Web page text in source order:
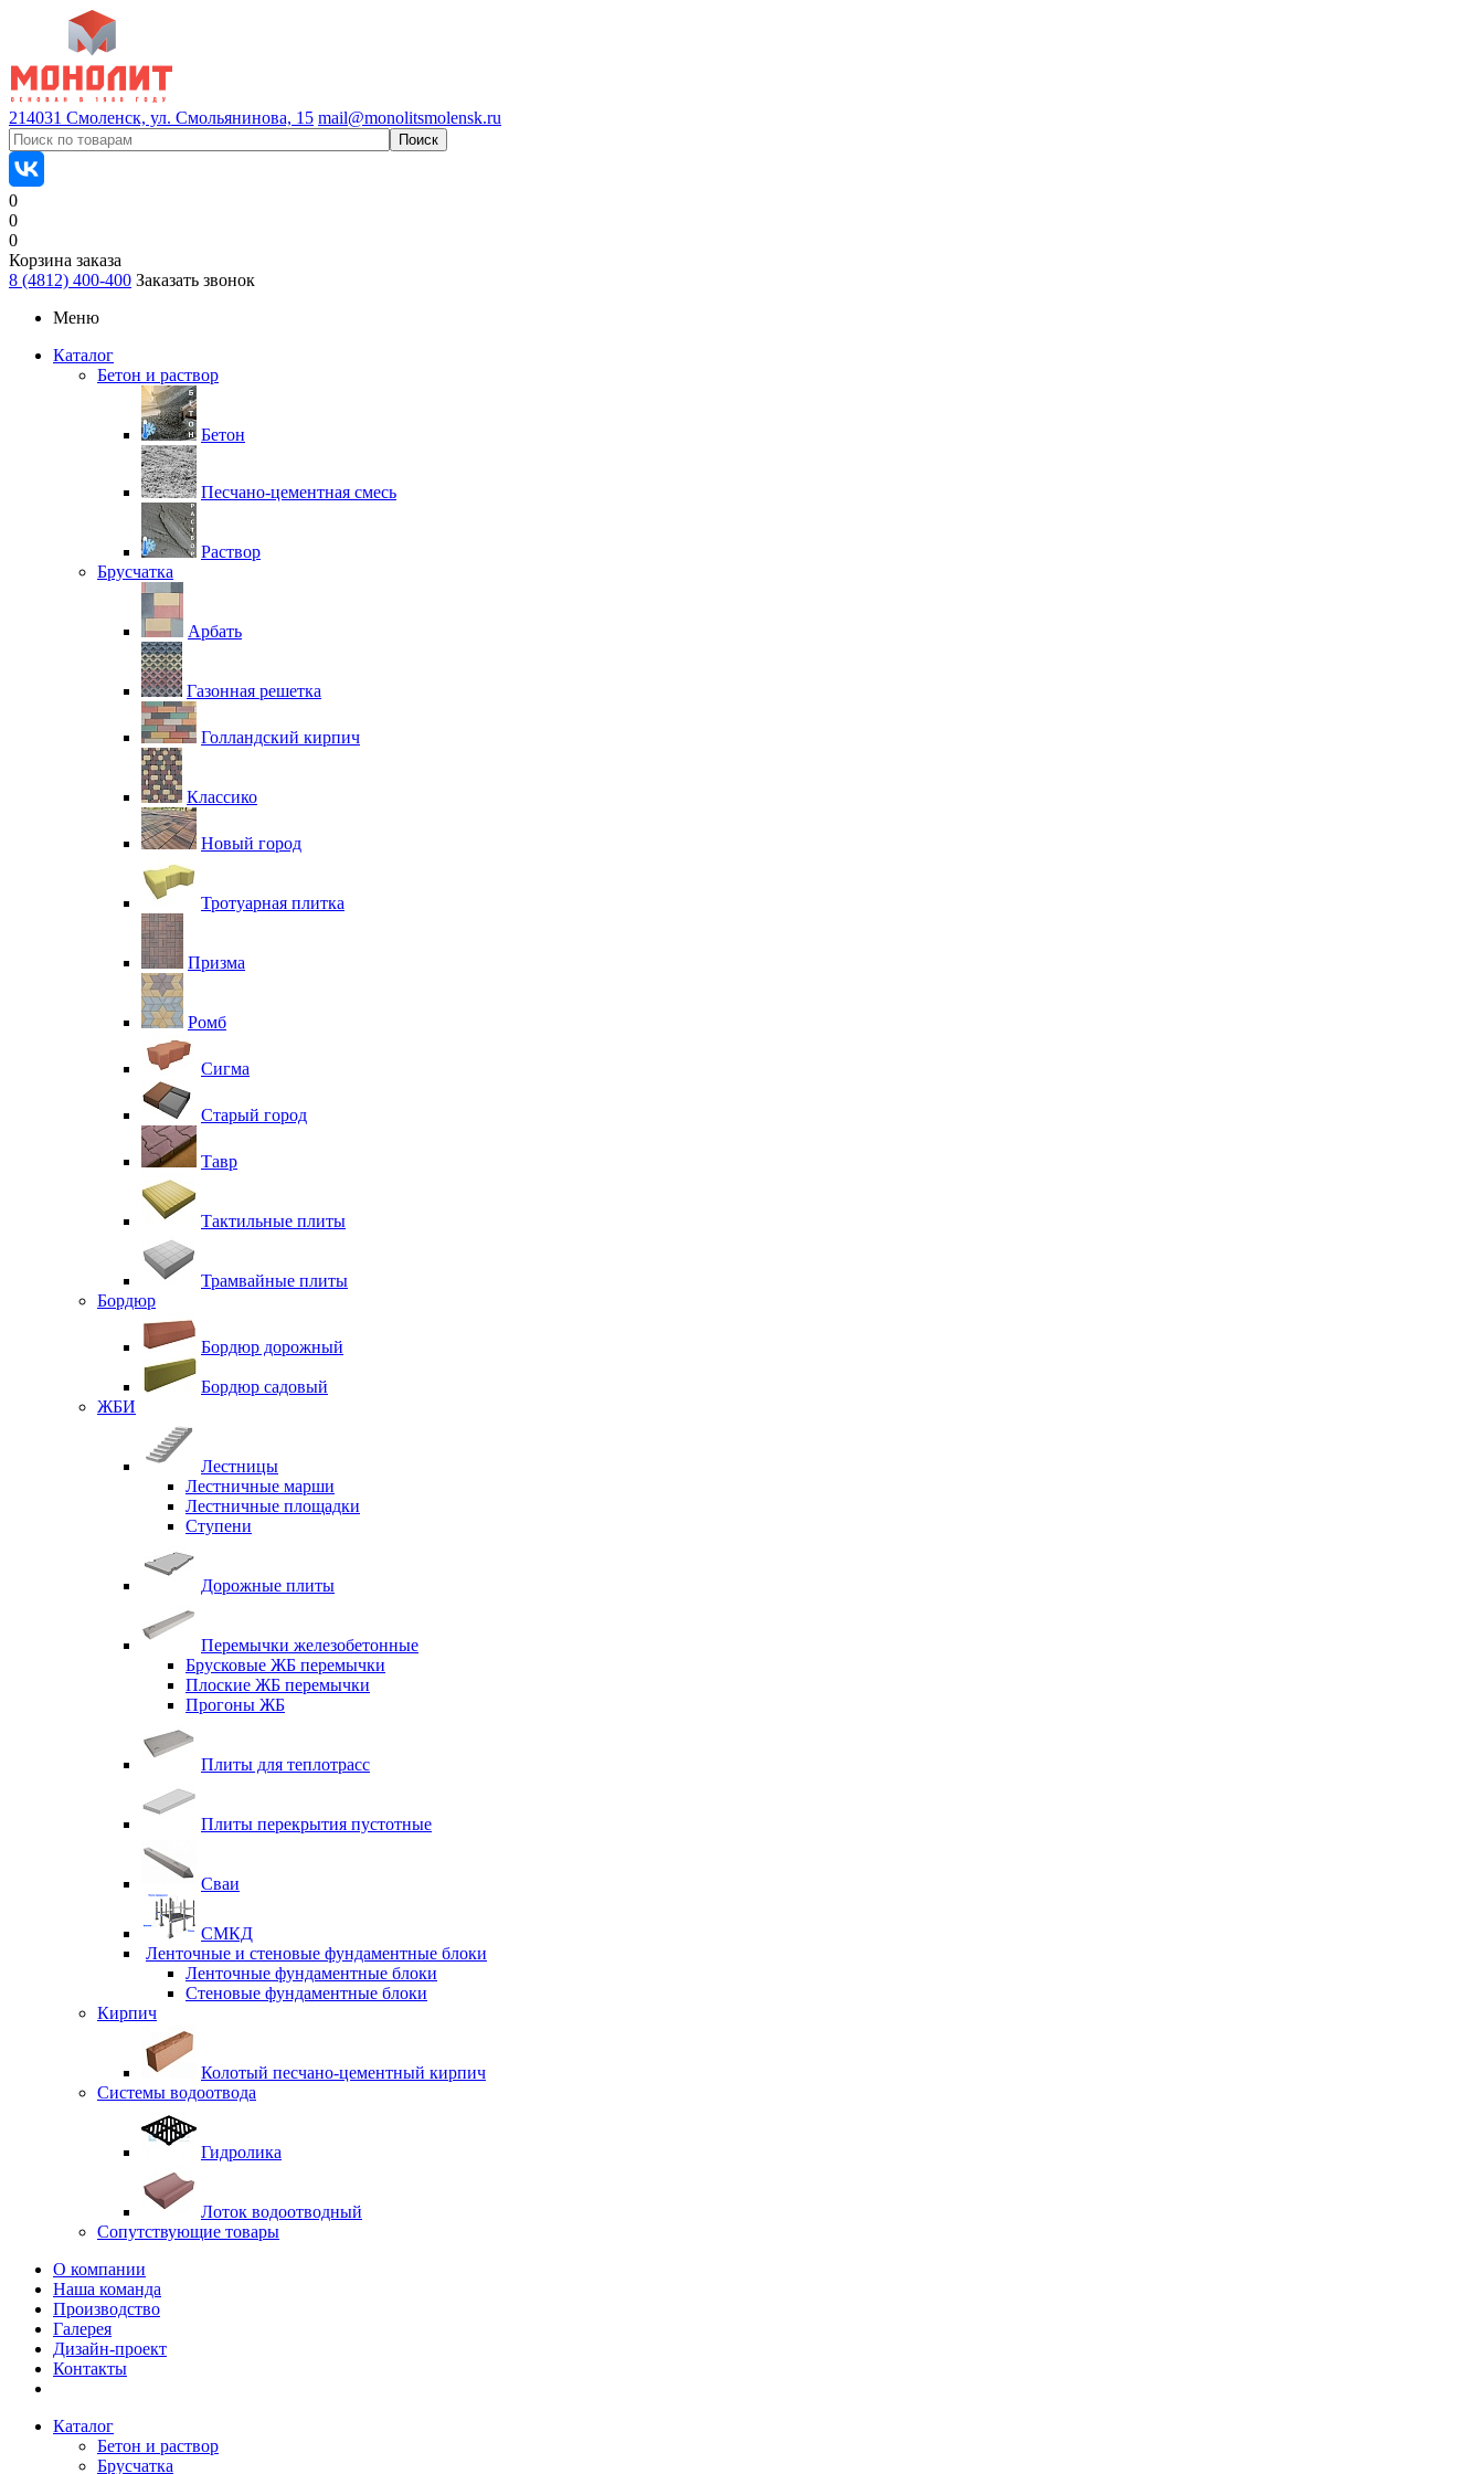
214031 Смоленск, ул. Смольянинова, 15 mail@monolitsmolensk.ru
0
0
0
Корзина заказа
8 (4812) 400-400 Заказать звонок
Меню
Каталог
Бетон и раствор
Бетон
Песчано-цементная смесь
Раствор
Брусчатка
Арбать
Газонная решетка
Голландский кирпич
Классико
Новый город
Тротуарная плитка
Призма
Ромб
Сигма
Старый город
Тавр
Тактильные плиты
Трамвайные плиты
Бордюр
Бордюр дорожный
Бордюр садовый
ЖБИ
Лестницы
Лестничные марши
Лестничные площадки
Ступени
Дорожные плиты
Перемычки железобетонные
Брусковые ЖБ перемычки
Плоские ЖБ перемычки
Прогоны ЖБ
Плиты для теплотрасс
Плиты перекрытия пустотные
Сваи
СМКД
Ленточные и стеновые фундаментные блоки
Ленточные фундаментные блоки
Стеновые фундаментные блоки
Кирпич
Колотый песчано-цементный кирпич
Системы водоотвода
Гидролика
Лоток водоотводный
Сопутствующие товары
О компании
Наша команда
Производство
Галерея
Дизайн-проект
Контакты
Каталог
Бетон и раствор
Брусчатка